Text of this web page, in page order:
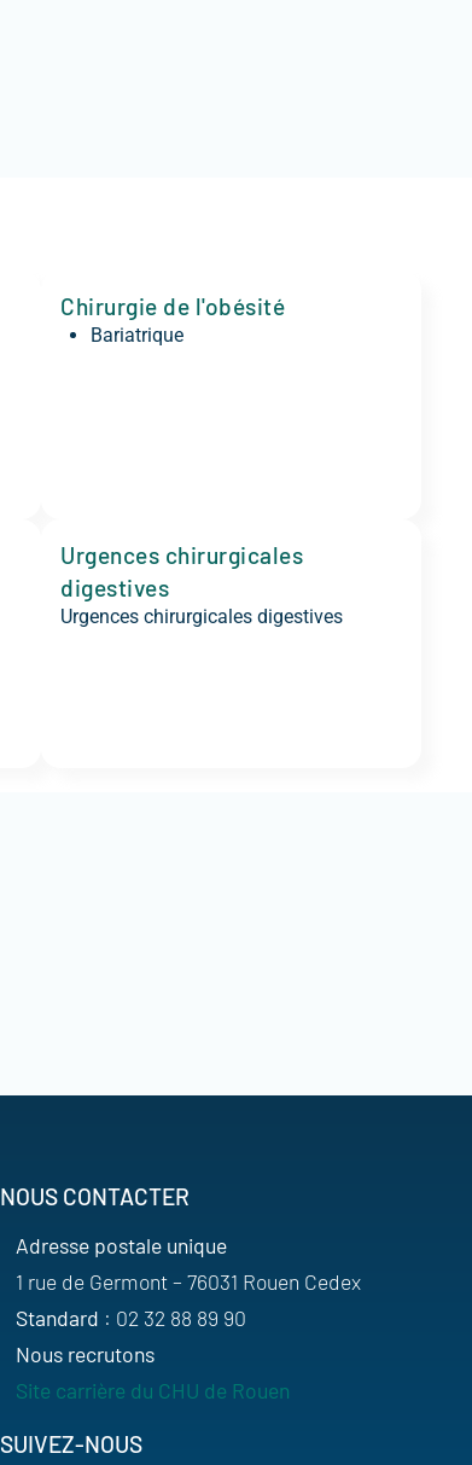
Chirurgie de l'obésité
Bariatrique
Urgences chirurgicales
digestives
Urgences chirurgicales digestives
NOUS CONTACTER
Adresse postale unique
1 rue de Germont – 76031 Rouen Cedex
Standard : 02 32 88 89 90
Nous recrutons
Site carrière du CHU de Rouen
SUIVEZ-NOUS